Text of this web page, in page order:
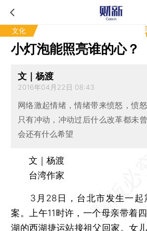
文化
小灯泡能照亮谁的心？
文｜杨渡
2016年04月22日 08:43
网络激起情绪，情绪带来愤怒，愤
只有冲动，冲动过后什么改革都未
会还有什么希望
文｜杨渡
台湾作家
3月28日，台北市发生一起
案。上午11时许，一个母亲带着
湖的西湖捷运站接祖父回家。女